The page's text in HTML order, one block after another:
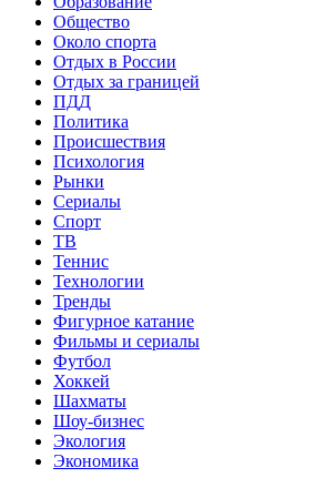
Общество
Около спорта
Отдых в России
Отдых за границей
ПДД
Политика
Происшествия
Психология
Рынки
Сериалы
Спорт
ТВ
Теннис
Технологии
Тренды
Фигурное катание
Фильмы и сериалы
Футбол
Хоккей
Шахматы
Шоу-бизнес
Экология
Экономика